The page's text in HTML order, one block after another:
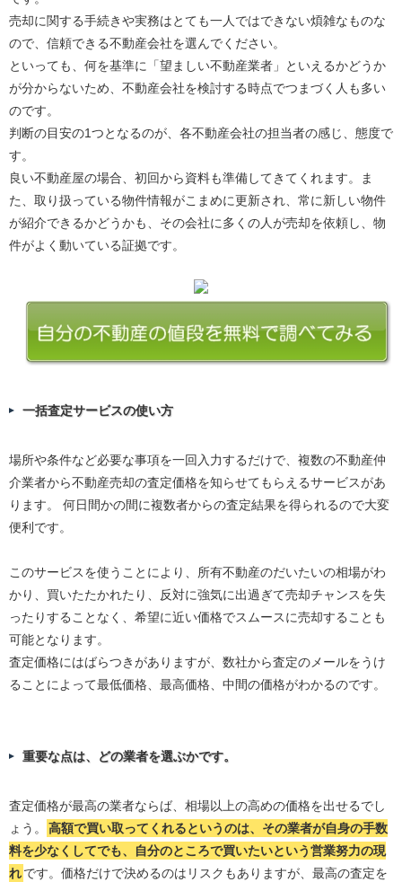
売却に関する手続きや実務はとても一人ではできない煩雑なものな
ので、信頼できる不動産会社を選んでください。
といっても、何を基準に「望ましい不動産業者」といえるかどうか
が分からないため、不動産会社を検討する時点でつまづく人も多い
のです。
判断の目安の1つとなるのが、各不動産会社の担当者の感じ、態度で
す。
良い不動産屋の場合、初回から資料も準備してきてくれます。ま
た、取り扱っている物件情報がこまめに更新され、常に新しい物件
が紹介できるかどうかも、その会社に多くの人が売却を依頼し、物
件がよく動いている証拠です。
一括査定サービスの使い方
場所や条件など必要な事項を一回入力するだけで、複数の不動産仲
介業者から不動産売却の査定価格を知らせてもらえるサービスがあ
ります。 何日間かの間に複数者からの査定結果を得られるので大変
便利です。
このサービスを使うことにより、所有不動産のだいたいの相場がわ
かり、買いたたかれたり、反対に強気に出過ぎて売却チャンスを失
ったりすることなく、希望に近い価格でスムースに売却することも
可能となります。
査定価格にはばらつきがありますが、数社から査定のメールをうけ
ることによって最低価格、最高価格、中間の価格がわかるのです。
重要な点は、どの業者を選ぶかです。
査定価格が最高の業者ならば、相場以上の高めの価格を出せるでし
ょう。
高額で買い取ってくれるというのは、その業者が自身の手数
料を少なくしてでも、自分のところで買いたいという営業努力の現
れです。価格だけで決めるのはリスクもありますが、最高の査定を